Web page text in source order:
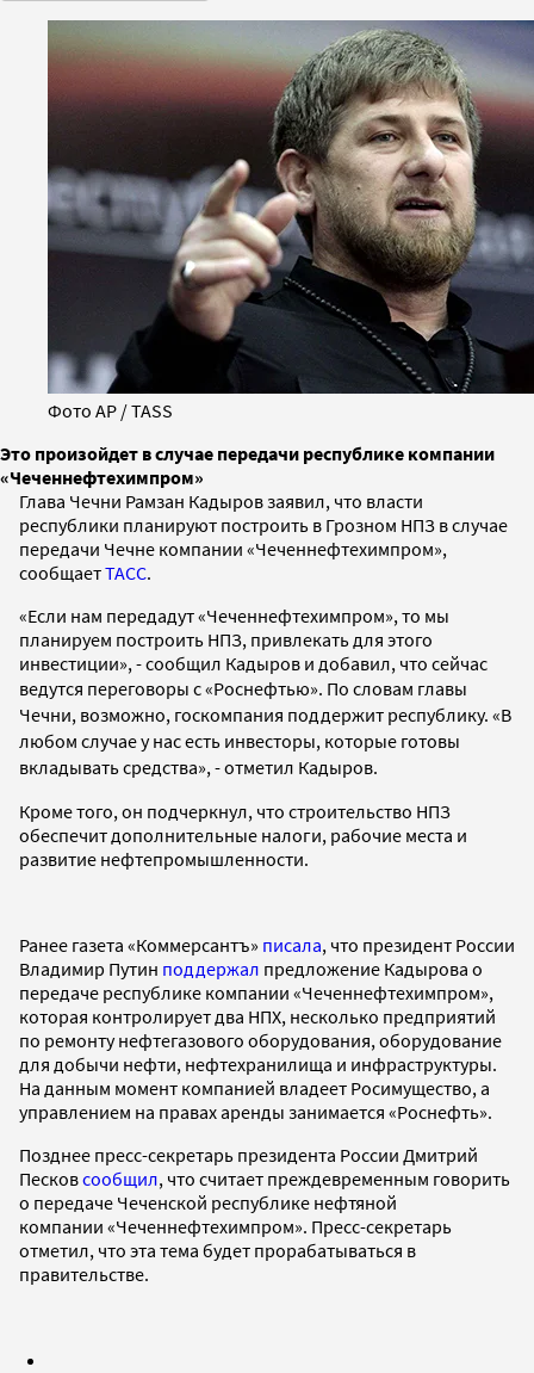
Фото AP / TASS
Это произойдет в случае передачи республике компании
«Чеченнефтехимпром»
Глава Чечни Рамзан Кадыров заявил, что власти
республики планируют построить в Грозном НПЗ в случае
передачи Чечне компании «Чеченнефтехимпром»,
сообщаетТАСС.
«Если нам передадут «Чеченнефтехимпром», то мы
планируем построить НПЗ, привлекать для этого
инвестиции», - сообщил Кадыров и добавил, что сейчас
ведутся переговоры с «Роснефтью». По словам главы
Чечни, возможно, госкомпания поддержит республику. «В
любом случае у нас есть инвесторы, которые готовы
вкладывать средства», - отметил Кадыров.
Кроме того, он подчеркнул, что строительство НПЗ
обеспечит дополнительные налоги, рабочие места и
развитие нефтепромышленности.
Ранее газета «Коммерсантъ» писала, что президент России
Владимир Путин поддержал предложение Кадырова о
передаче республике компании «Чеченнефтехимпром»,
которая контролирует два НПХ, несколько предприятий
по ремонту нефтегазового оборудования, оборудование
для добычи нефти, нефтехранилища и инфраструктуры.
На данным момент компанией владеет Росимущество, а
управлением на правах аренды занимается «Роснефть».
Позднее пресс-секретарь президента России Дмитрий
Песковсообщил, что считает преждевременным говорить
о передаче Чеченской республике нефтяной
компании «Чеченнефтехимпром». Пресс-секретарь
отметил, что эта тема будет прорабатываться в
правительстве.